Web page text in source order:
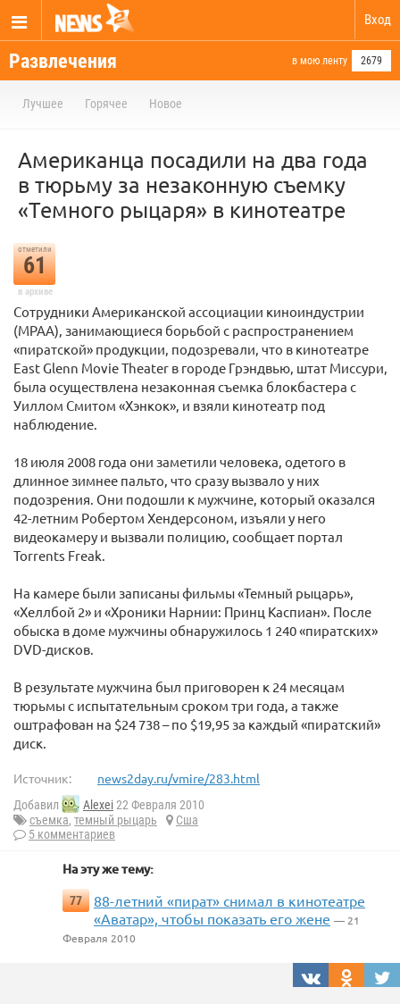
Вход
Развлечения в мою ленту 2679
Лучшее Горячее Новое
Американца посадили на два года
в тюрьму за незаконную съемку
«Темного рыцаря» в кинотеатре
отметили
61
в архиве
Сотрудники Американской ассоциации киноиндустрии
(MPAA), занимающиеся борьбой с распространением
«пиратской» продукции, подозревали, что в кинотеатре
East Glenn Movie Theater в городе Грэндвью, штат Миссури,
была осуществлена незаконная съемка блокбастера с
Уиллом Смитом «Хэнкок», и взяли кинотеатр под
наблюдение.
18 июля 2008 года они заметили человека, одетого в
длинное зимнее пальто, что сразу вызвало у них
подозрения. Они подошли к мужчине, который оказался
42-летним Робертом Хендерсоном, изъяли у него
видеокамеру и вызвали полицию, сообщает портал
Torrents Freak.
На камере были записаны фильмы «Темный рыцарь»,
«Хеллбой 2» и «Хроники Нарнии: Принц Каспиан». После
обыска в доме мужчины обнаружилось 1 240 «пиратских»
DVD-дисков.
В результате мужчина был приговорен к 24 месяцам
тюрьмы с испытательным сроком три года, а также
оштрафован на $24 738 – по $19,95 за каждый «пиратский»
диск.
Источник: news2day.ru/vmire/283.html
Добавил Alexei22 Февраля 2010
съемка, темный рыцарь
Сша
5 комментариев
На эту же тему:
77
88-летний «пират» снимал в кинотеатре
«Аватар», чтобы показать его жене — 21
Февраля 2010